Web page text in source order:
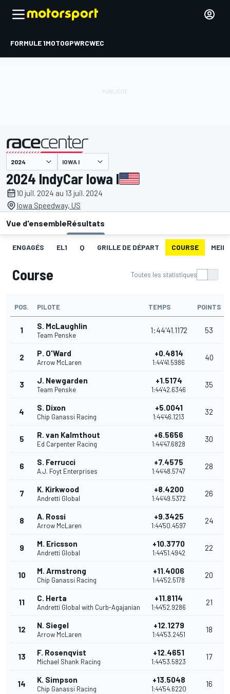
FORMULE 1MOTOGPWRCWEC
présenté par IOWA I
2024 IndyCar Iowa I
10 juil. 2024 au 13 juil. 2024
Iowa Speedway, US
Vue d'ensembleRésultats
ENGAGÉS EL1 Q GRILLE DE DÉPART COURSE
Course Toutes les statistiques
POS. PILOTE TEMPS POINTS
1 S. McLaughlin
Team Penske
1:44'41.1172 53
2 P. O'Ward
Arrow McLaren
+0.4814
1:44'41.5986
40
3 J. Newgarden
Team Penske
+1.5174
1:44'42.6346
35
4 S. Dixon
Chip Ganassi Racing
+5.0041
1:44'46.1213
32
5 R. van Kalmthout
Ed Carpenter Racing
+6.5656
1:44'47.6828
30
6 S. Ferrucci
A.J. Foyt Enterprises
+7.4575
1:44'48.5747
28
7 K. Kirkwood
Andretti Global
+8.4200
1:44'49.5372
26
8 A. Rossi
Arrow McLaren
+9.3425
1:44'50.4597
24
9 M. Ericsson
Andretti Global
+10.3770
1:44'51.4942
22
10 M. Armstrong
Chip Ganassi Racing
+11.4006
1:44'52.5178
20
11 C. Herta
Andretti Global with Curb-Agajanian
+11.8114
1:44'52.9286
21
12 N. Siegel
Arrow McLaren
+12.1279
1:44'53.2451
18
13 F. Rosenqvist
Michael Shank Racing
+12.4651
1:44'53.5823
17
14 K. Simpson
Chip Ganassi Racing
+13.5048
1:44'54.6220
16